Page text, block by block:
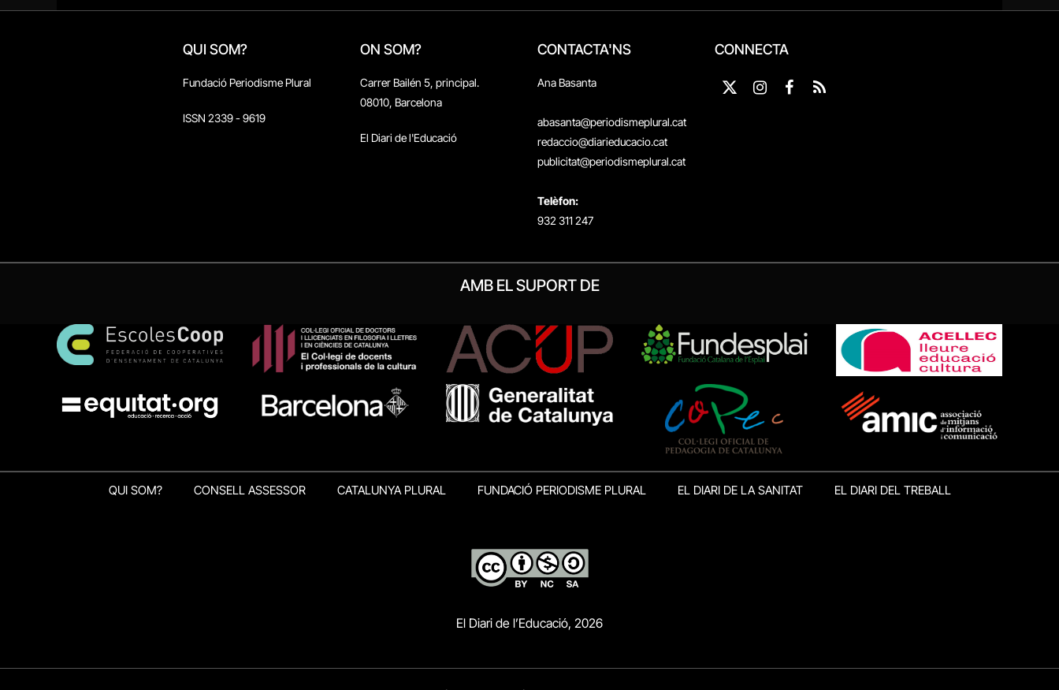
QUI SOM?
Fundació Periodisme Plural
ISSN 2339 - 9619
ON SOM?
Carrer Bailén 5, principal.
08010, Barcelona
El Diari de l'Educació
CONTACTA'NS
Ana Basanta
abasanta@periodismeplural.cat
redaccio@diarieducacio.cat
publicitat@periodismeplural.cat
Telèfon:
932 311 247
CONNECTA
X
Instagram
Facebook
RSS
AMB EL SUPORT DE
QUI SOM? CONSELL ASSESSOR CATALUNYA PLURAL FUNDACIÓ PERIODISME PLURAL EL DIARI DE LA SANITAT EL DIARI DEL TREBALL
El Diari de l’Educació, 2026